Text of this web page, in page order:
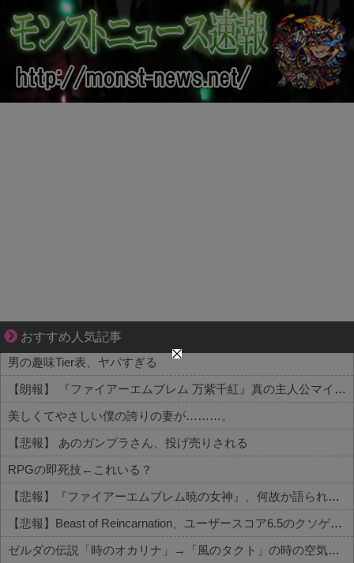
おすすめ人気記事
妻が嫌すぎて壊れていった、ある夫の現実
男の趣味Tier表、ヤバすぎる
【朗報】 『ファイアーエムブレム 万紫千紅』真の主人公マイユニはキャラメイクが可能
美しくてやさしい僕の誇りの妻が………。
【悲報】 あのガンプラさん、投げ売りされる
RPGの即死技←これいる？
【悲報】『ファイアーエムブレム暁の女神』、何故か語られない
【悲報】Beast of Reincarnation、ユーザースコア6.5のクソゲー評価へ
ゼルダの伝説「時のオカリナ」→「風のタクト」の時の空気感を知りたい